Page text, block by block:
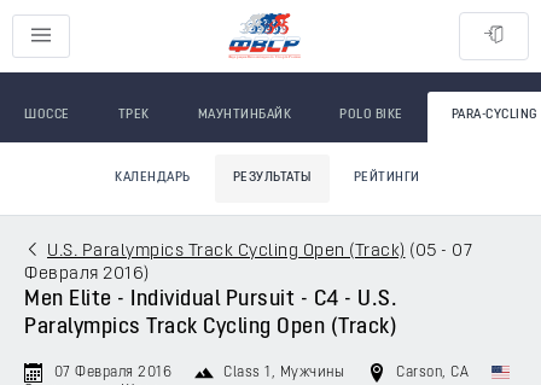
ШОССЕ ТРЕК МАУНТИНБАЙК POLO BIKE PARA-CYCLING
КАЛЕНДАРЬ РЕЗУЛЬТАТЫ РЕЙТИНГИ
U.S. Paralympics Track Cycling Open (Track) ( 05 - 07
Февраля 2016)
Men Elite - Individual Pursuit - C4 - U.S.
Paralympics Track Cycling Open (Track)
07 Февраля 2016 Class 1 , Мужчины
Carson, CA